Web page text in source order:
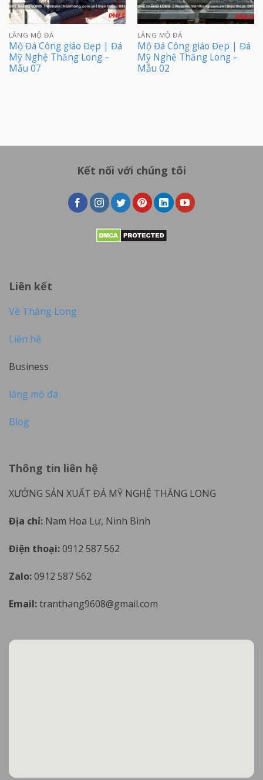
LĂNG MỘ ĐÁ
Mộ Đá Công giáo Đẹp | Đá
Mỹ Nghệ Thăng Long –
Mẫu 07
LĂNG MỘ ĐÁ
Mộ Đá Công giáo Đẹp | Đá
Mỹ Nghệ Thăng Long –
Mẫu 02
Kết nối với chúng tôi
Liên kết
Về Thăng Long
Liên hệ
Business
lăng mộ đá
Blog
Thông tin liên hệ
XƯỞNG SẢN XUẤT ĐÁ MỸ NGHỆ THĂNG LONG
Địa chỉ: Nam Hoa Lư, Ninh Bình
Điện thoại:0912 587 562
Zalo:0912 587 562
Email:tranthang9608@gmail.com